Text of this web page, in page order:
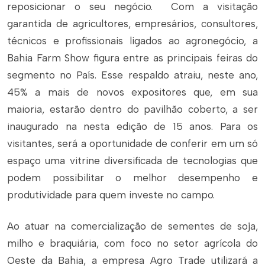
reposicionar o seu negócio. Com a visitação
garantida de agricultores, empresários, consultores,
técnicos e profissionais ligados ao agronegócio, a
Bahia Farm Show figura entre as principais feiras do
segmento no País. Esse respaldo atraiu, neste ano,
45% a mais de novos expositores que, em sua
maioria, estarão dentro do pavilhão coberto, a ser
inaugurado na nesta edição de 15 anos. Para os
visitantes, será a oportunidade de conferir em um só
espaço uma vitrine diversificada de tecnologias que
podem possibilitar o melhor desempenho e
produtividade para quem investe no campo.
Ao atuar na comercialização de sementes de soja,
milho e braquiária, com foco no setor agrícola do
Oeste da Bahia, a empresa Agro Trade utilizará a